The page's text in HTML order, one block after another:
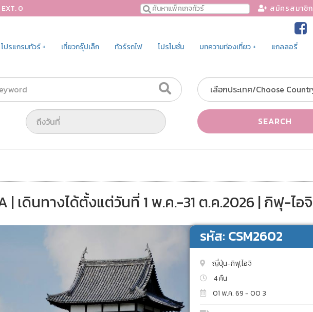
0 สมัครสมาชิก
โปรแกรมทัวร์ + เที่ยวกรุ๊ปเล็ก ทัวร์รถไฟ โปรโมชั่น บทความท่องเที่ยว + แกลลอรี่
SEARCH
| เดินทางได้ตั้งแต่วันที่ 1 พ.ค.-31 ต.ค.2026 | กิฟุ-ไอจิ
รหัส: CSM2602
ญี่ปุ่น-กิฟุ,ไอจิ
4 คืน
01 พ.ค. 69 - 00 3